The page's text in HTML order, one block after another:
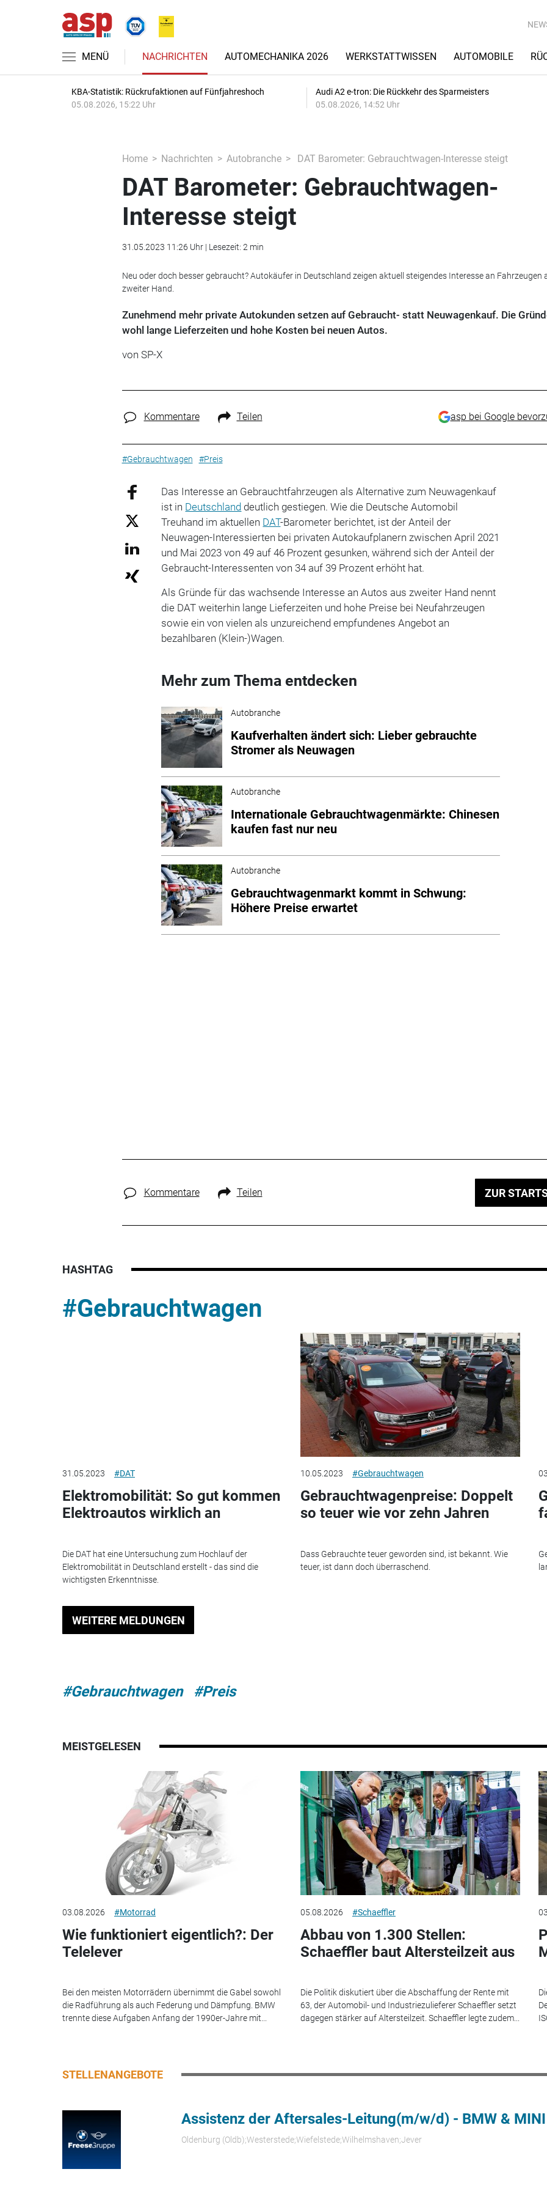
MENÜ NACHRICHTEN AUTOMECHANIKA 2026 WERKSTATTWISSEN AUTOMOBILE
KBA-Statistik: Rückrufaktionen auf Fünfjahreshoch
05.08.2026, 15:22 Uhr
Audi A2 e-tron: Die Rückkehr des Sparmeisters
05.08.2026, 14:52 Uhr
Home Nachrichten Autobranche DAT Barometer: Gebrauchtwagen-Interesse steigt
DAT Barometer: Gebrauchtwagen-
Interesse steigt
31.05.2023 11:26 Uhr | Lesezeit: 2 min
Neu oder doch besser gebraucht? Autokäufer in Deutschland zeigen aktuell steigendes Interesse an Fahrzeugen
zweiter Hand.
Zunehmend mehr private Autokunden setzen auf Gebraucht- statt Neuwagenkauf. Die
wohl lange Lieferzeiten und hohe Kosten bei neuen Autos.
von SP-X
Kommentare Teilen asp bei Google
#Gebrauchtwagen #Preis
Das Interesse an Gebrauchtfahrzeugen als Alternative zum Neuwagenkauf
ist in Deutschland deutlich gestiegen. Wie die Deutsche Automobil
Treuhand im aktuellen DAT-Barometer berichtet, ist der Anteil der
Neuwagen-Interessierten bei privaten Autokaufplanern zwischen April 2021
und Mai 2023 von 49 auf 46 Prozent gesunken, während sich der Anteil der
Gebraucht-Interessenten von 34 auf 39 Prozent erhöht hat.
Als Gründe für das wachsende Interesse an Autos aus zweiter Hand nennt
die DAT weiterhin lange Lieferzeiten und hohe Preise bei Neufahrzeugen
sowie ein von vielen als unzureichend empfundenes Angebot an
bezahlbaren (Klein-)Wagen.
Mehr zum Thema entdecken
Autobranche
Kaufverhalten ändert sich: Lieber gebrauchte
Stromer als Neuwagen
Autobranche
Internationale Gebrauchtwagenmärkte: Chinesen
kaufen fast nur neu
Autobranche
Gebrauchtwagenmarkt kommt in Schwung:
Höhere Preise erwartet
Kommentare Teilen ZUR
HASHTAG
#Gebrauchtwagen
31.05.2023 #DAT
Elektromobilität: So gut kommen
Elektroautos wirklich an
Die DAT hat eine Untersuchung zum Hochlauf der
Elektromobilität in Deutschland erstellt - das sind die
wichtigsten Erkenntnisse.
10.05.2023 #Gebrauchtwagen
Gebrauchtwagenpreise: Doppelt
so teuer wie vor zehn Jahren
Dass Gebrauchte teuer geworden sind, ist bekannt. Wie
teuer, ist dann doch überraschend.
WEITERE MELDUNGEN
#Gebrauchtwagen #Preis
MEISTGELESEN
03.08.2026 #Motorrad
Wie funktioniert eigentlich?: Der
Telelever
Bei den meisten Motorrädern übernimmt die Gabel sowohl
die Radführung als auch Federung und Dämpfung. BMW
trennte diese Aufgaben Anfang der 1990er-Jahre mit...
05.08.2026 #Schaeffler
Abbau von 1.300 Stellen:
Schaeffler baut Altersteilzeit aus
Die Politik diskutiert über die Abschaffung der Rente mit
63, der Automobil- und Industriezulieferer Schaeffler setzt
dagegen stärker auf Altersteilzeit. Schaeffler legte zudem...
STELLENANGEBOTE
Assistenz der Aftersales-Leitung(m/w/d) - BMW & MINI
Oldenburg (Oldb);Westerstede;Wiefelstede;Wilhelmshaven;Jever